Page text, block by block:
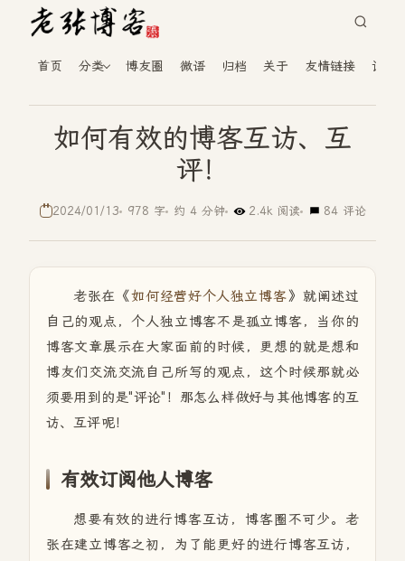
首页 分类 博友圈 微语 归档 关于 友情链接 读者
如何有效的博客互访、互
评！
2024/01/13 978 字 约 4 分钟 2.4k 阅读 84 评论
老张在《如何经营好个人独立博客》就阐述过
自己的观点，个人独立博客不是孤立博客，当你的
博客文章展示在大家面前的时候，更想的就是想和
博友们交流交流自己所写的观点，这个时候那就必
须要用到的是"评论"！那怎么样做好与其他博客的互
访、互评呢！
有效订阅他人博客
想要有效的进行博客互访，博客圈不可少。老
张在建立博客之初，为了能更好的进行博客互访，